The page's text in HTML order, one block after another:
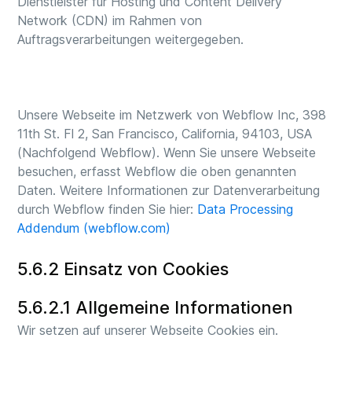
Network (CDN) im Rahmen von
Auftragsverarbeitungen weitergegeben.
Unsere Webseite im Netzwerk von Webflow Inc, 398
11th St. Fl 2, San Francisco, California, 94103, USA
(Nachfolgend Webflow). Wenn Sie unsere Webseite
besuchen, erfasst Webflow die oben genannten
Daten. Weitere Informationen zur Datenverarbeitung
durch Webflow finden Sie hier: Data Processing
Addendum (webflow.com)
5.6.2 Einsatz von Cookies
5.6.2.1 Allgemeine Informationen
Wir setzen auf unserer Webseite Cookies ein.